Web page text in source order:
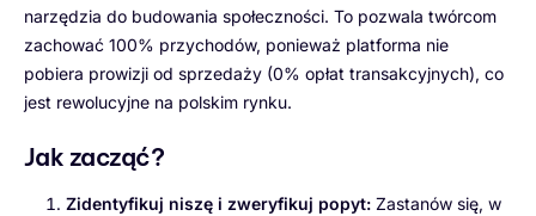
narzędzia do budowania społeczności. To pozwala twórcom
zachować 100% przychodów, ponieważ platforma nie
pobiera prowizji od sprzedaży (0% opłat transakcyjnych), co
jest rewolucyjne na polskim rynku.
Jak zacząć?
Zidentyfikuj niszę i zweryfikuj popyt: Zastanów się, w